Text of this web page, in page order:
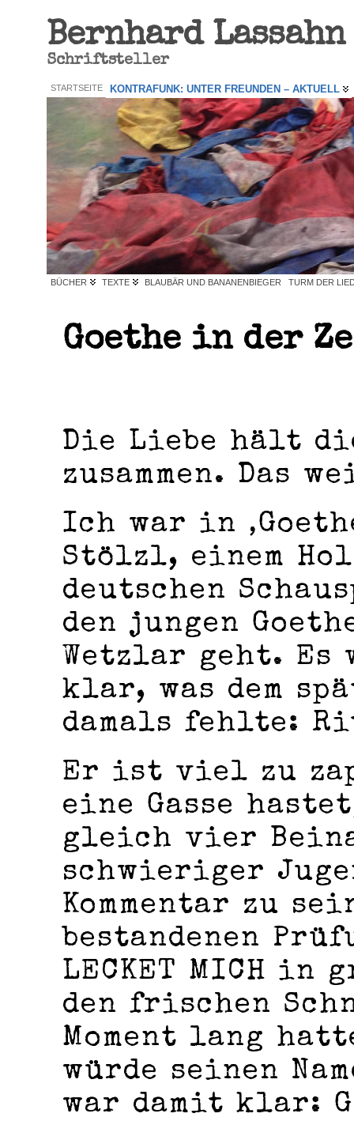
Bernhard Lassahn
Schriftsteller
STARTSEITE KONTRAFUNK: UNTER FREUNDEN – AKTUELL
BÜCHER TEXTE BLAUBÄR UND BANANENBIEGER TURM DER
Goethe in der
Die Liebe hält
zusammen. Das
Ich war in
Stölzl, einem
deutschen
den jungen
Wetzlar geht.
klar, was dem
damals fehlte:
Er ist viel zu
eine Gasse
gleich vier
schwieriger
Kommentar zu
bestandenen
LECKET MICH in
den frischen
Moment lang
würde seinen
war damit klar: